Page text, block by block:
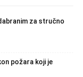
za stručno
požara koji je